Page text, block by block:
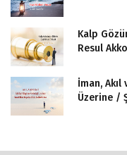
Kalp
Resul
İman,
Üzerine /